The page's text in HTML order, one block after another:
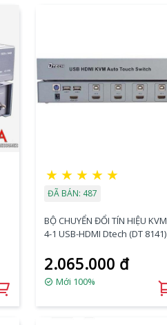
★ ★ ★ ★ ★
ĐÃ BÁN: 487
BỘ CHUYỂN ĐỔI TÍN HIỆU KVM
4-1 USB-HDMI Dtech (DT 8141)
2.065.000 đ
Mới 100%